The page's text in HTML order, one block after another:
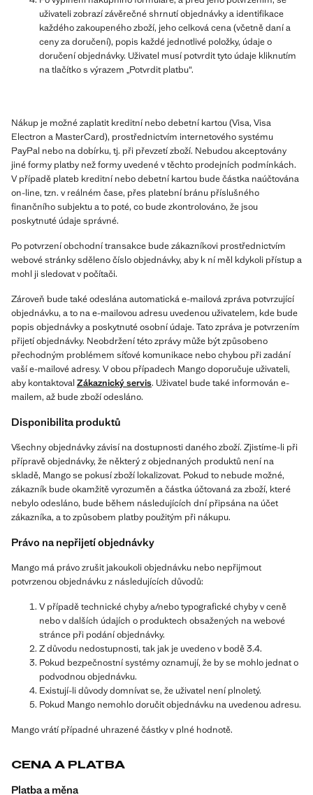
uživateli zobrazí závěrečné shrnutí objednávky a identifikace
každého zakoupeného zboží, jeho celková cena (včetně daní a
ceny za doručení), popis každé jednotlivé položky, údaje o
doručení objednávky. Uživatel musí potvrdit tyto údaje kliknutím
na tlačítko s výrazem „Potvrdit platbu“.
Nákup je možné zaplatit kreditní nebo debetní kartou (Visa, Visa
Electron a MasterCard), prostřednictvím internetového systému
PayPal nebo na dobírku, tj. při převzetí zboží. Nebudou akceptovány
jiné formy platby než formy uvedené v těchto prodejních podmínkách.
V případě plateb kreditní nebo debetní kartou bude částka naúčtována
on-line, tzn. v reálném čase, přes platební bránu příslušného
finančního subjektu a to poté, co bude zkontrolováno, že jsou
poskytnuté údaje správné.
Po potvrzení obchodní transakce bude zákazníkovi prostřednictvím
webové stránky sděleno číslo objednávky, aby k ní měl kdykoli přístup a
mohl ji sledovat v počítači.
Zároveň bude také odeslána automatická e-mailová zpráva potvrzující
objednávku, a to na e-mailovou adresu uvedenou uživatelem, kde bude
popis objednávky a poskytnuté osobní údaje. Tato zpráva je potvrzením
přijetí objednávky. Neobdržení této zprávy může být způsobeno
přechodným problémem síťové komunikace nebo chybou při zadání
vaší e-mailové adresy. V obou případech Mango doporučuje uživateli,
aby kontaktoval Zákaznický servis. Uživatel bude také informován e-
mailem, až bude zboží odesláno.
Disponibilita produktů
Všechny objednávky závisí na dostupnosti daného zboží. Zjistíme-li při
přípravě objednávky, že některý z objednaných produktů není na
skladě, Mango se pokusí zboží lokalizovat. Pokud to nebude možné,
zákazník bude okamžitě vyrozuměn a částka účtovaná za zboží, které
nebylo odesláno, bude během následujících dní připsána na účet
zákazníka, a to způsobem platby použitým při nákupu.
Právo na nepřijetí objednávky
Mango má právo zrušit jakoukoli objednávku nebo nepřijmout
potvrzenou objednávku z následujících důvodů:
V případě technické chyby a/nebo typografické chyby v ceně
nebo v dalších údajích o produktech obsažených na webové
stránce při podání objednávky.
Z důvodu nedostupnosti, tak jak je uvedeno v bodě 3.4.
Pokud bezpečnostní systémy oznamují, že by se mohlo jednat o
podvodnou objednávku.
Existují-li důvody domnívat se, že uživatel není plnoletý.
Pokud Mango nemohlo doručit objednávku na uvedenou adresu.
Mango vrátí případné uhrazené částky v plné hodnotě.
CENA A PLATBA
Platba a měna